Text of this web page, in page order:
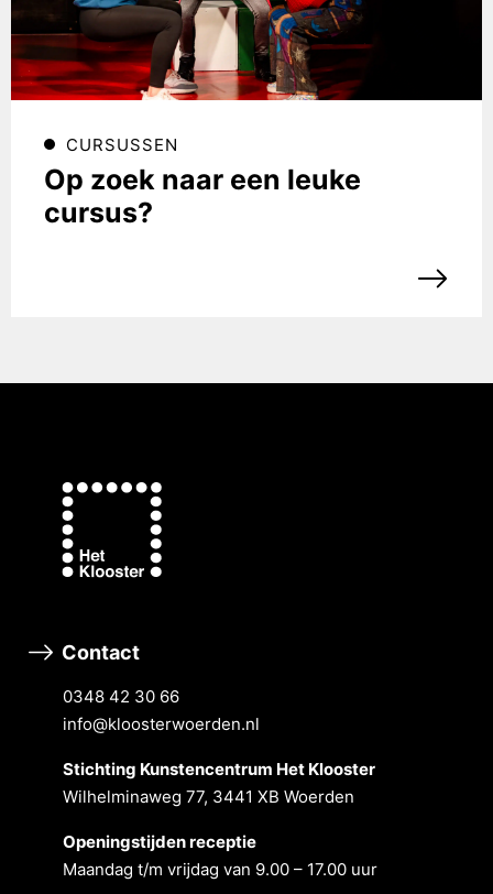
CURSUSSEN
Op zoek naar een leuke
cursus?
Contact
0348 42 30 66
info@kloosterwoerden.nl
Stichting Kunstencentrum Het Klooster
Wilhelminaweg 77, 3441 XB Woerden
Openingstĳden receptie
Maandag t/m vrĳdag van 9.00 – 17.00 uur